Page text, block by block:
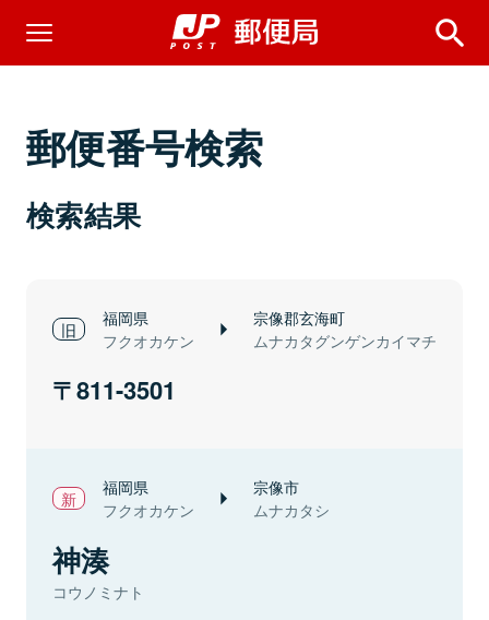
郵便番号検索
検索結果
福岡県
フクオカケン
宗像郡玄海町
ムナカタグンゲンカイマチ
811-3501
福岡県
フクオカケン
宗像市
ムナカタシ
神湊
コウノミナト